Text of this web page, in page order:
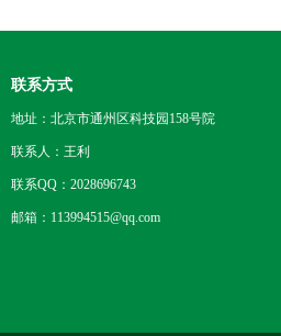
联系方式
地址：北京市通州区科技园158号院
联系人：王利
联系QQ：2028696743
邮箱：113994515@qq.com